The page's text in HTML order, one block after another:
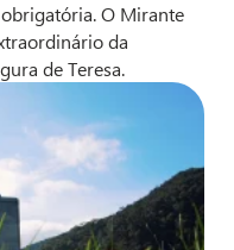
O Mirante
da
de Teresa.